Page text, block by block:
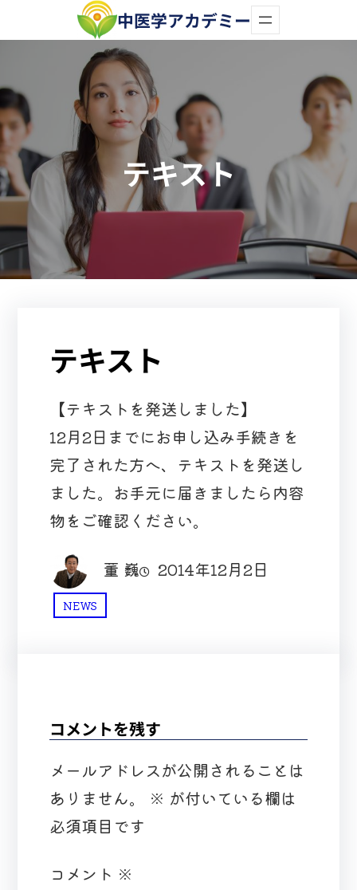
容
ス
キ
ッ
プ
中医学アカデミー
テキスト
テキスト
【テキストを発送しました】
12月2日までにお申し込み手続きを
完了された方へ、テキストを発送し
ました。お手元に届きましたら内容
物をご確認ください。
董 巍 2014年12月2日
NEWS
コメントを残す
メールアドレスが公開されることは
ありません。
※ が付いている欄は
必須項目です
コメント ※